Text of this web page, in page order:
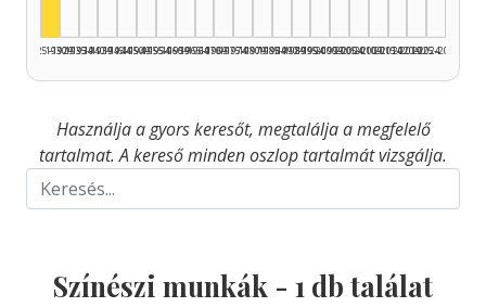
1925–1929
1930–1934
1935–1939
1940–1944
1945–1949
1950–1954
1955–1959
1960–1964
1965–1969
1970–1974
1975–1979
1980–1984
1985–1989
1990–1994
1995–1999
2000–2004
2005–2009
2010–2014
2015–2019
2020–2024
2025–2026
Használja a gyors keresőt, megtalálja a megfelelő
tartalmat. A kereső minden oszlop tartalmát vizsgálja.
Színészi munkák - 1 db találat